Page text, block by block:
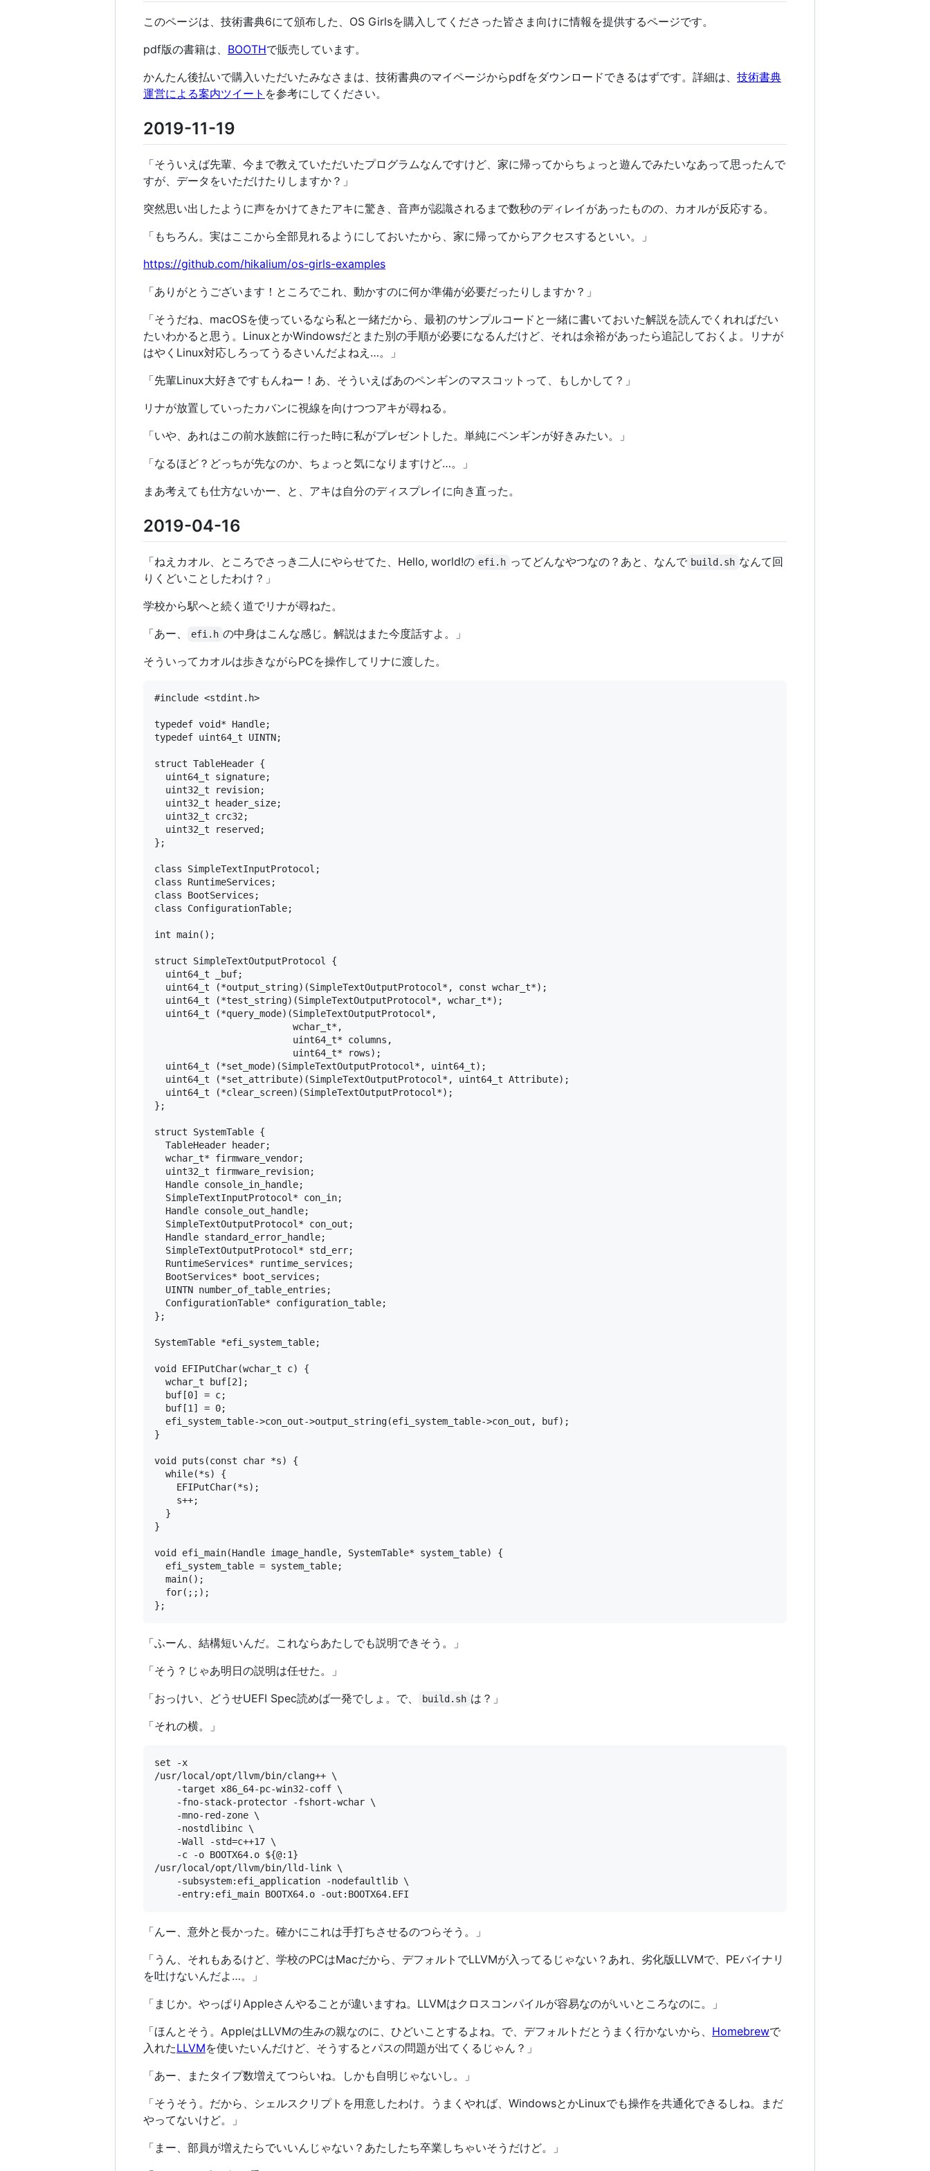
このページは、技術書典6にて頒布した、OS Girlsを購入してくださった皆さま向けに情報を提供するページです。
pdf版の書籍は、 BOOTHで販売しています。
かんたん後払いで購入いただいたみなさまは、技術書典のマイページからpdfをダウンロードできるはずです。詳細は、 技術書典
運営による案内ツイート を参考にしてください。
2019-11-19
「そういえば先輩、今まで教えていただいたプログラムなんですけど、家に帰ってからちょっと遊んでみたいなあって思ったんで
すが、データをいただけたりしますか？」
突然思い出したように声をかけてきたアキに驚き、音声が認識されるまで数秒のディレイがあったものの、カオルが反応する。
「もちろん。実はここから全部見れるようにしておいたから、家に帰ってからアクセスするといい。」
https://github.com/hikalium/os-girls-examples
「ありがとうございます！ところでこれ、動かすのに何か準備が必要だったりしますか？」
「そうだね、macOSを使っているなら私と一緒だから、最初のサンプルコードと一緒に書いておいた解説を読んでくれればだい
たいわかると思う。LinuxとかWindowsだとまた別の手順が必要になるんだけど、それは余裕があったら追記しておくよ。リナが
はやくLinux対応しろってうるさいんだよねえ…。」
「先輩Linux大好きですもんねー！あ、そういえばあのペンギンのマスコットって、もしかして？」
リナが放置していったカバンに視線を向けつつアキが尋ねる。
「いや、あれはこの前水族館に行った時に私がプレゼントした。単純にペンギンが好きみたい。」
「なるほど？どっちが先なのか、ちょっと気になりますけど…。」
まあ考えても仕方ないかー、と、アキは自分のディスプレイに向き直った。
2019-04-16
「ねえカオル、ところでさっき二人にやらせてた、Hello, world!の efi.h ってどんなやつなの？あと、なんで build.sh なんて回
りくどいことしたわけ？」
学校から駅へと続く道でリナが尋ねた。
「あー、
efi.h の中身はこんな感じ。解説はまた今度話すよ。」
そういってカオルは歩きながらPCを操作してリナに渡した。
#include <stdint.h>
typedef void* Handle;
typedef uint64_t UINTN;
struct TableHeader {
  uint64_t signature;
  uint32_t revision;
  uint32_t header_size;
  uint32_t crc32;
  uint32_t reserved;
};
class SimpleTextInputProtocol;
class RuntimeServices;
class BootServices;
class ConfigurationTable;
int main();
struct SimpleTextOutputProtocol {
  uint64_t _buf;
  uint64_t (*output_string)(SimpleTextOutputProtocol*, const wchar_t*);
  uint64_t (*test_string)(SimpleTextOutputProtocol*, wchar_t*);
  uint64_t (*query_mode)(SimpleTextOutputProtocol*,
                         wchar_t*,
                         uint64_t* columns,
                         uint64_t* rows);
  uint64_t (*set_mode)(SimpleTextOutputProtocol*, uint64_t);
  uint64_t (*set_attribute)(SimpleTextOutputProtocol*, uint64_t Attribute);
  uint64_t (*clear_screen)(SimpleTextOutputProtocol*);
};
struct SystemTable {
  TableHeader header;
  wchar_t* firmware_vendor;
  uint32_t firmware_revision;
  Handle console_in_handle;
  SimpleTextInputProtocol* con_in;
  Handle console_out_handle;
  SimpleTextOutputProtocol* con_out;
  Handle standard_error_handle;
  SimpleTextOutputProtocol* std_err;
  RuntimeServices* runtime_services;
  BootServices* boot_services;
  UINTN number_of_table_entries;
  ConfigurationTable* configuration_table;
};
SystemTable *efi_system_table;
void EFIPutChar(wchar_t c) {
  wchar_t buf[2];
  buf[0] = c;
  buf[1] = 0;
  efi_system_table->con_out->output_string(efi_system_table->con_out, buf);
}
void puts(const char *s) {
  while(*s) {
    EFIPutChar(*s);
    s++;
  }
}
void efi_main(Handle image_handle, SystemTable* system_table) {
  efi_system_table = system_table;
  main();
  for(;;);
「ふーん、結構短いんだ。これならあたしでも説明できそう。」
「そう？じゃあ明日の説明は任せた。」
「おっけい、どうせUEFI Spec読めば一発でしょ。で、
build.sh は？」
「それの横。」
set -x
/usr/local/opt/llvm/bin/clang++ \
/usr/local/opt/llvm/bin/lld-link \
「んー、意外と長かった。確かにこれは手打ちさせるのつらそう。」
「うん、それもあるけど、学校のPCはMacだから、デフォルトでLLVMが入ってるじゃない？あれ、劣化版LLVMで、PEバイナリ
を吐けないんだよ…。」
「まじか。やっぱりAppleさんやることが違いますね。LLVMはクロスコンパイルが容易なのがいいところなのに。」
「ほんとそう。AppleはLLVMの生みの親なのに、ひどいことするよね。で、デフォルトだとうまく行かないから、 Homebrewで
入れたLLVMを使いたいんだけど、そうするとパスの問題が出てくるじゃん？」
「あー、またタイプ数増えてつらいね。しかも自明じゃないし。」
「そうそう。だから、シェルスクリプトを用意したわけ。うまくやれば、WindowsとかLinuxでも操作を共通化できるしね。まだ
やってないけど。」
「まー、部員が増えたらでいいんじゃない？あたしたち卒業しちゃいそうだけど。」